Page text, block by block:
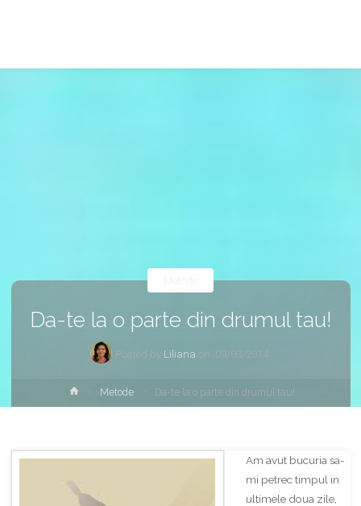
Da-te la o parte din drumul tau!
Posted by Liliana on 09/03/2014
HomeMetode Da-te la o parte din drumul tau!
Am avut bucuria sa-
mi petrec timpul in
ultimele doua zile,